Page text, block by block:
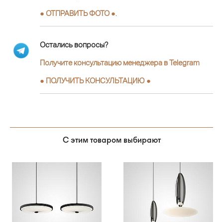
● ОТПРАВИТЬ ФОТО ●
Остались вопросы?
Получите консультацию менеджера в Telegram
● ПОЛУЧИТЬ КОНСУЛЬТАЦИЮ ●
С этим товаром выбирают